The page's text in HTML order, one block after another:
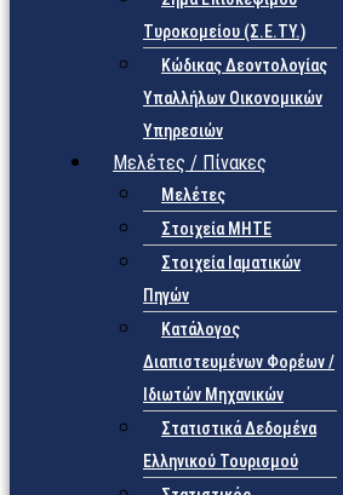
Τυροκομείου (Σ.Ε.TY.)
Κώδικας Δεοντολογίας
Υπαλλήλων Οικονομικών
Υπηρεσιών
Μελέτες / Πίνακες
Μελέτες
Στοιχεία ΜΗΤΕ
Στοιχεία Ιαματικών
Πηγών
Κατάλογος
Διαπιστευμένων Φορέων /
Ιδιωτών Μηχανικών
Στατιστικά Δεδομένα
Ελληνικού Τουρισμού